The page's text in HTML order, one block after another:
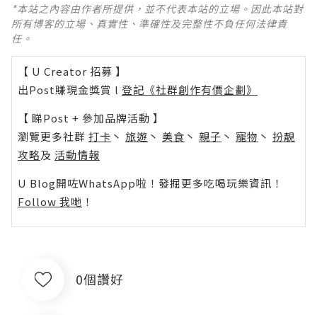
*本站之內容由作者所提供，並不代表本站的立場。因此本站對
所有博客的立場、真實性、準確性及完整性不負任何法律責
任。
【 U Creator 招募 】
出Post賺現金獎賞 l 登記《社群創作有價企劃》
【 睇Post + 參加品牌活動 】
瀏覽更多社群 打卡 丶 旅遊 丶 美食 丶 親子 丶 寵物 丶 扮靚
攻略及 活動情報
U Blog開咗WhatsApp啦！發掘更多吃喝玩樂資訊！
Follow 我哋 ！
0個讚好